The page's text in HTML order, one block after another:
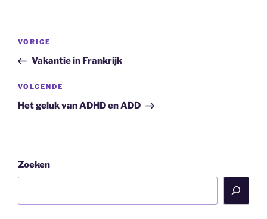
Bericht
Vorig
bericht
VORIGE
Vakantie in Frankrijk
Volgend
bericht
VOLGENDE
Het geluk van ADHD en ADD
Zoeken